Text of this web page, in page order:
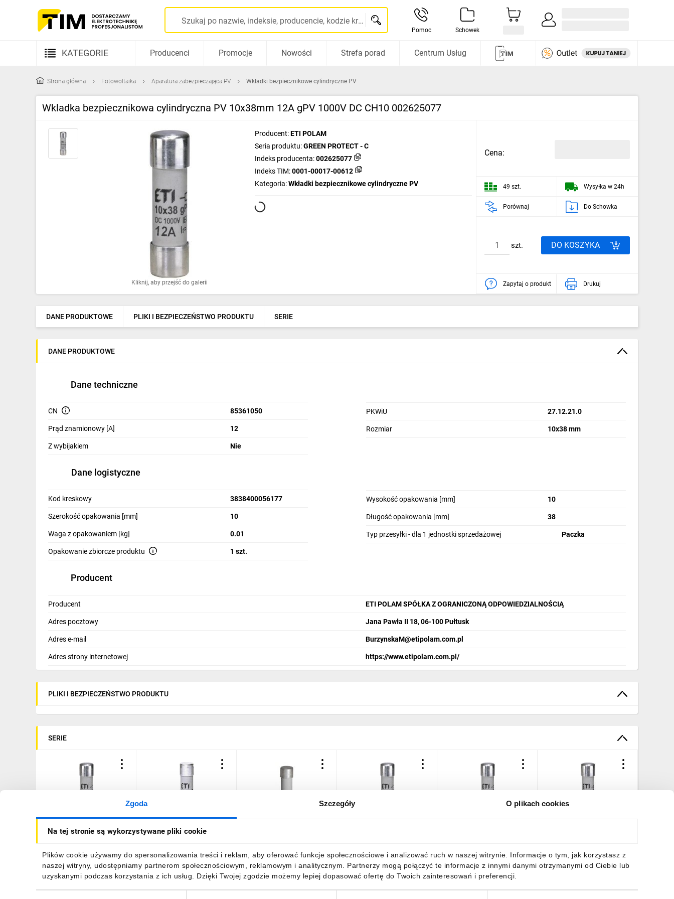
Zgoda Szczegóły O plikach cookies
Na tej stronie są wykorzystywane pliki cookie
Plików cookie używamy do spersonalizowania treści i reklam, aby oferować funkcje społecznościowe i analizować ruch w naszej witrynie. Informacje o tym, jak korzystasz z
naszej witryny, udostępniamy partnerom społecznościowym, reklamowym i analitycznym. Partnerzy mogą połączyć te informacje z innymi danymi otrzymanymi od Ciebie lub
uzyskanymi podczas korzystania z ich usług. Dzięki Twojej zgodzie możemy lepiej dopasować ofertę do Twoich zainteresowań i preferencji.
Szukaj po nazwie, indeksie, producencie, kodzie kreskowym...
Pomoc Schowek
KATEGORIE
Kable i przewody
Rozdzielnice i obudowy
Elementy prowadzenia kabli
Fotowoltaika
Ogrzewanie
Elektronarzędzia i mierniki
Dom i ogród
Odzież ochronna i BHP
Inne
Budowa i Remont
Elektronika
Smart home
Elektromobilność
Wentylacja i rekuperacja
Producenci Promocje Nowości Strefa porad Centrum Usług
Strona główna Fotowoltaika Aparatura zabezpieczająca PV Wkładki bezpiecznikowe cylindryczne PV
Wkladka bezpiecznikowa cylindryczna PV 10x38mm 12A gPV 1000V DC CH10 002625077
Kliknij, aby przejść do galerii
Producent:ETI POLAM
Seria produktu:GREEN PROTECT - C
Indeks producenta:002625077
Indeks TIM:0001-00017-00612
Kategoria:Wkładki bezpiecznikowe cylindryczne PV
Cena:
49 szt. Wysyłka w 24h
Porównaj Do Schowka
szt. DO KOSZYKA
Zapytaj o produkt Drukuj
DANE PRODUKTOWE PLIKI I BEZPIECZEŃSTWO PRODUKTU SERIE
DANE PRODUKTOWE
Dane techniczne
CN 85361050
Prąd znamionowy [A] 12
Z wybijakiem Nie
PKWiU 27.12.21.0
Rozmiar 10x38 mm
Dane logistyczne
Kod kreskowy 3838400056177
Szerokość opakowania [mm] 10
Waga z opakowaniem [kg] 0.01
Opakowanie zbiorcze produktu 1 szt.
Wysokość opakowania [mm] 10
Długość opakowania [mm] 38
Typ przesyłki - dla 1 jednostki sprzedażowej Paczka
Producent
Producent ETI POLAM SPÓŁKA Z OGRANICZONĄ ODPOWIEDZIALNOŚCIĄ
Adres pocztowy Jana Pawła II 18, 06-100 Pułtusk
Adres e-mail BurzynskaM@etipolam.com.pl
Adres strony internetowej https://www.etipolam.com.pl/
PLIKI I BEZPIECZEŃSTWO PRODUKTU
SERIE
Wkładka bezpiecznikowa
cylindryczna PV 10x38mm
002625081
20,96 złbrutto
Wkładka bezpiecznikowa
cylindryczna PV 10x38mm
002625085
20,96 zł brutto
002625109
20,96 zł brutto
002625078
20,96 złbrutto
002625080
20,96 zł brutto
002625075
20,96 złbrutto